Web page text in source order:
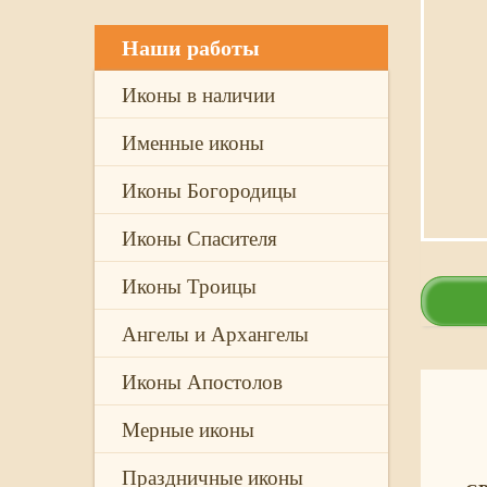
Наши работы
Иконы в наличии
Именные иконы
Иконы Богородицы
Иконы Спасителя
Иконы Троицы
Ангелы и Архангелы
Иконы Апостолов
Мерные иконы
Праздничные иконы